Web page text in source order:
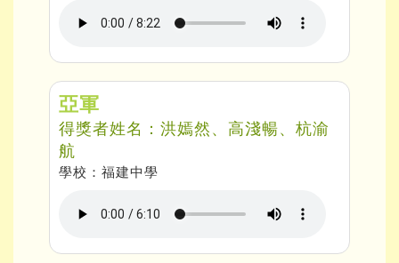
亞軍
得獎者姓名：洪嫣然、高淺暢、杭渝
航
學校：福建中學